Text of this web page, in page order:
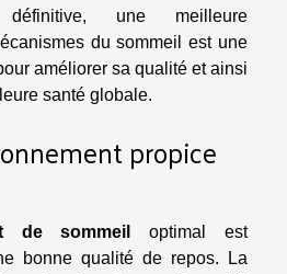
une meilleure
du sommeil est une
améliorer sa qualité et ainsi
santé globale.
propice
de sommeil
optimal est
bonne qualité de repos. La